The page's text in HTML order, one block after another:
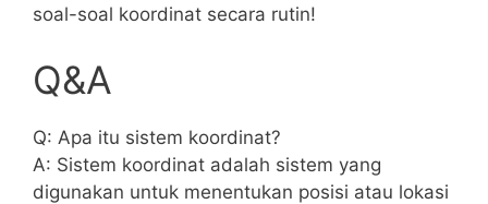
soal-soal koordinat secara rutin!
Q&A
Q: Apa itu sistem koordinat?
A: Sistem ​koordinat⁤ adalah sistem yang
digunakan untuk menentukan⁢ posisi atau lokasi